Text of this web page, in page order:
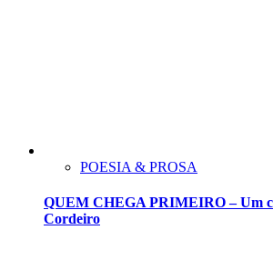
POESIA & PROSA
QUEM CHEGA PRIMEIRO – Um
Cordeiro